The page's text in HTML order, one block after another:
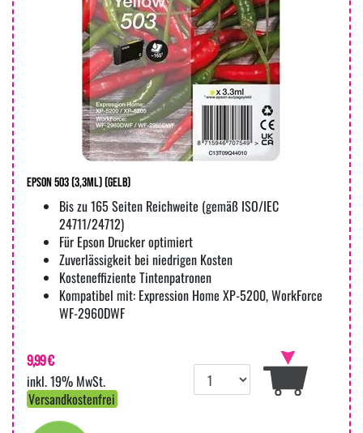
Epson 503 (3,3ml) (gelb)
Bis zu 165 Seiten Reichweite (gemäß ISO/IEC
24711/24712)
Für Epson Drucker optimiert
Zuverlässigkeit bei niedrigen Kosten
Kosteneffiziente Tintenpatronen
Kompatibel mit: Expression Home XP-5200, WorkForce
WF-2960DWF
9,99 €
inkl. 19% MwSt.
Versandkostenfrei